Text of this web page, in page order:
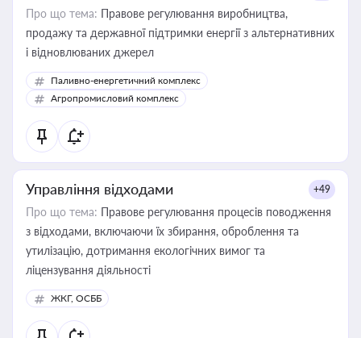
Про що тема: Правове регулювання виробництва,
продажу та державної підтримки енергії з альтернативних
і відновлюваних джерел
Паливно-енергетичний комплекс
Агропромисловий комплекс
Управління відходами +49
Про що тема: Правове регулювання процесів поводження
з відходами, включаючи їх збирання, оброблення та
утилізацію, дотримання екологічних вимог та
ліцензування діяльності
ЖКГ, ОСББ